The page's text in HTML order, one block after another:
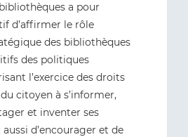
a pour
d’affirmer le rôle
des bibliothèques
des politiques
l’exercice des droits
citoyen à s’informer,
et inventer ses
aussi d’encourager et de